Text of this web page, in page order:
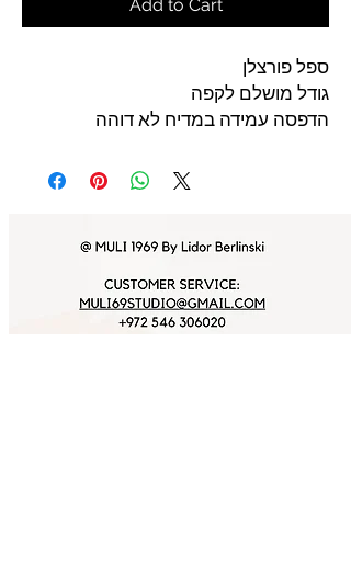
Add to Cart
ספל פורצלן
גודל מושלם לקפה
הדפסה עמידה במדיח לא דוהה